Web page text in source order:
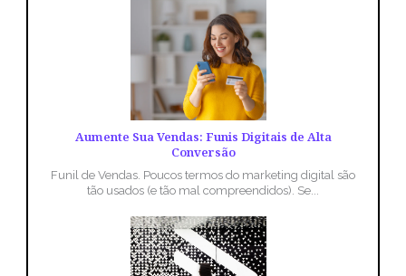
Aumente Sua Vendas: Funis Digitais de Alta
Conversão
Funil de Vendas. Poucos termos do marketing digital são
tão usados (e tão mal compreendidos). Se...